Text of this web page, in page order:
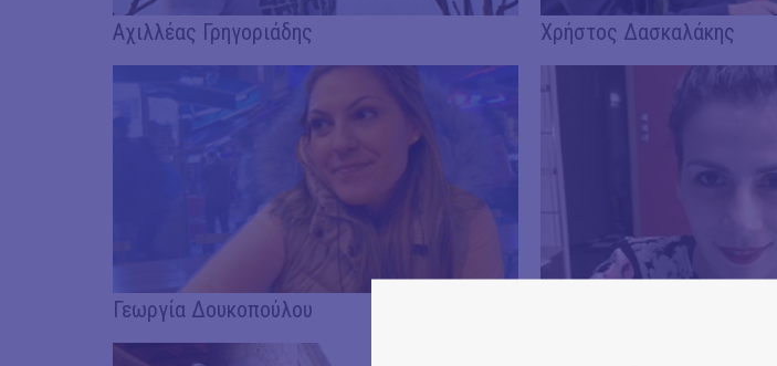
Αχιλλέας Γρηγοριάδης Χρήστος Δασκαλάκης
Γεωργία Δουκοπούλου